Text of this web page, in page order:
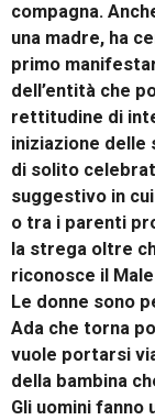
compagna.
una madre, ha
primo
dell’entità che
rettitudine di
iniziazione delle
di solito
suggestivo in
o tra i parenti
la strega oltre
riconosce il
Le donne sono
Ada che torna
vuole portarsi
della bambina
Gli uomini fanno